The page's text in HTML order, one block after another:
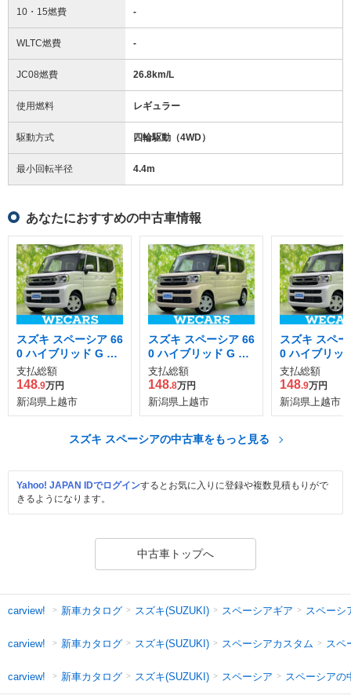
10・15燃費 -
WLTC燃費 -
JC08燃費 26.8km/L
使用燃料 レギュラー
駆動方式 四輪駆動（4WD）
最小回転半径 4.4m
あなたにおすすめの中古車情報
スズキ スペーシア 66
0 ハイブリッド G 4W
D
支払総額
148.9万円
新潟県上越市
スズキ スペーシア 66
0 ハイブリッド G 4W
D
支払総額
148.8万円
新潟県上越市
スズキ スペ
0 ハイブリッ
D
支払総額
148.9万円
新潟県上越市
スズキ スペーシアの中古車をもっと見る
Yahoo! JAPAN IDでログインするとお気に入りに登録や複数見積もりがで
きるようになります。
中古車トップへ
carview! 新車カタログ スズキ(SUZUKI) スペーシアギア スペーシ
carview! 新車カタログ スズキ(SUZUKI) スペーシアカスタム スペ
carview! 新車カタログ スズキ(SUZUKI) スペーシア スペーシアの